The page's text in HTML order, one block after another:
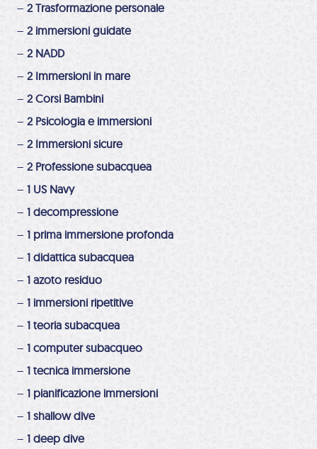
– 2 Trasformazione personale
– 2 immersioni guidate
– 2 NADD
– 2 Immersioni in mare
– 2 Corsi Bambini
– 2 Psicologia e immersioni
– 2 Immersioni sicure
– 2 Professione subacquea
– 1 US Navy
– 1 decompressione
– 1 prima immersione profonda
– 1 didattica subacquea
– 1 azoto residuo
– 1 immersioni ripetitive
– 1 teoria subacquea
– 1 computer subacqueo
– 1 tecnica immersione
– 1 pianificazione immersioni
– 1 shallow dive
– 1 deep dive